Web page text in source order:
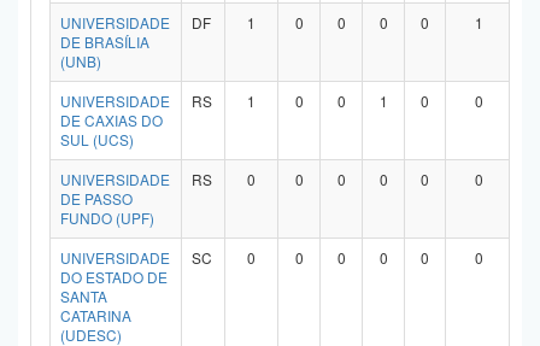
UNIVERSIDADE
DE BRASÍLIA
(UNB)
DF 1 0 0 0 0 1
UNIVERSIDADE
DE CAXIAS DO
SUL (UCS)
RS 1 0 0 1 0 0
UNIVERSIDADE
DE PASSO
FUNDO (UPF)
RS 0 0 0 0 0 0
UNIVERSIDADE
DO ESTADO DE
SANTA
CATARINA
(UDESC)
SC 0 0 0 0 0 0